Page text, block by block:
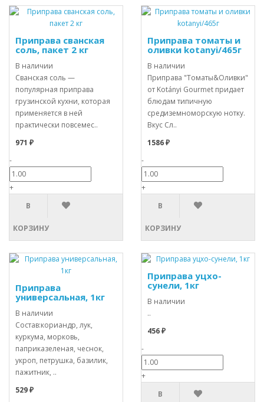
Приправа сванская
соль, пакет 2 кг
В наличии
Сванская соль —
популярная приправа
грузинской кухни, которая
применяется в ней
практически повсемес..
971 ₽
-
+
В
КОРЗИНУ
Приправа томаты и
оливки kotanyi/465г
В наличии
Приправа "Томаты&Оливки"
от Kotányi Gourmet придает
блюдам типичную
средиземноморскую нотку.
Вкус Сл..
1586 ₽
-
+
В
КОРЗИНУ
Приправа
универсальная, 1кг
В наличии
Состав:кориандр, лук,
куркума, морковь,
паприказеленая, чеснок,
укроп, петрушка, базилик,
пажитник, ..
529 ₽
Приправа уцхо-
сунели, 1кг
В наличии
..
456 ₽
-
+
В